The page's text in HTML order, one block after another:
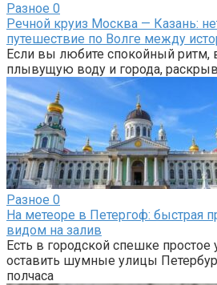
Разное 0
Речной круиз Москва — Казань:
путешествие по Волге между
Если вы любите спокойный ритм,
плывущую воду и города,
Разное 0
На метеоре в Петергоф: быстрая
видом на залив
Есть в городской спешке простое
оставить шумные улицы
полчаса